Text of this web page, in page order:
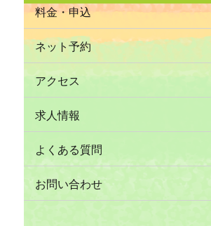
料金・申込
ネット予約
アクセス
求人情報
よくある質問
お問い合わせ